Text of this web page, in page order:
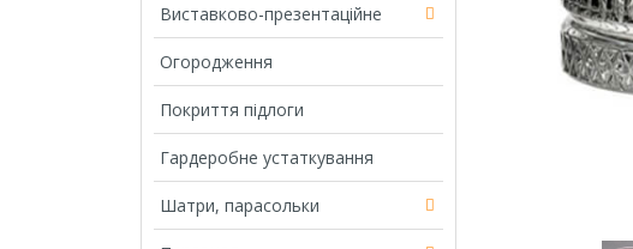
Виставково-презентаційне
Огородження
Покриття підлоги
Гардеробне устаткування
Шатри, парасольки